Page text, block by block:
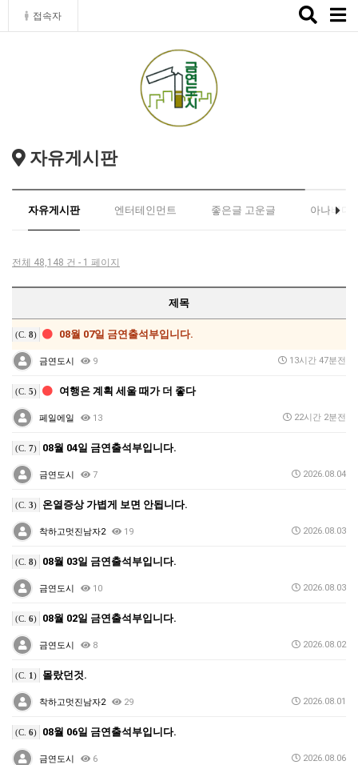
접속자
Toggle
자유게시판
자유게시판 엔터테인먼트 좋은글 고운글 아나바다
전체 48,148 건 - 1 페이지
제목
(C. 8) 08월 07일 금연출석부입니다.
금연도시 9 13시간 47분전
(C. 5) 여행은 계획 세울 때가 더 좋다
페일에일 13 22시간 2분전
(C. 7) 08월 04일 금연출석부입니다.
금연도시 7 2026.08.04
(C. 3) 온열증상 가볍게 보면 안됩니다.
착하고멋진남자2 19 2026.08.03
(C. 8) 08월 03일 금연출석부입니다.
금연도시 10 2026.08.03
(C. 6) 08월 02일 금연출석부입니다.
금연도시 8 2026.08.02
(C. 1) 몰랐던것.
착하고멋진남자2 29 2026.08.01
(C. 6) 08월 06일 금연출석부입니다.
금연도시 6 2026.08.06